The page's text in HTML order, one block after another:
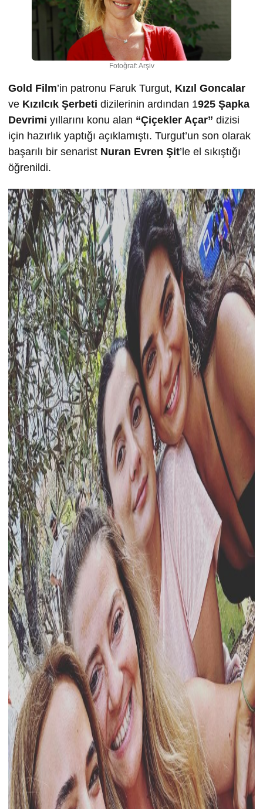
Fotoğraf: Arşiv
Gold Film’in patronu Faruk Turgut, Kızıl Goncalar
ve Kızılcık Şerbeti dizilerinin ardından 1925 Şapka
Devrimi yıllarını konu alan “Çiçekler Açar” dizisi
için hazırlık yaptığı açıklamıştı. Turgut’un son olarak
başarılı bir senarist Nuran Evren Şit’le el sıkıştığı
öğrenildi.